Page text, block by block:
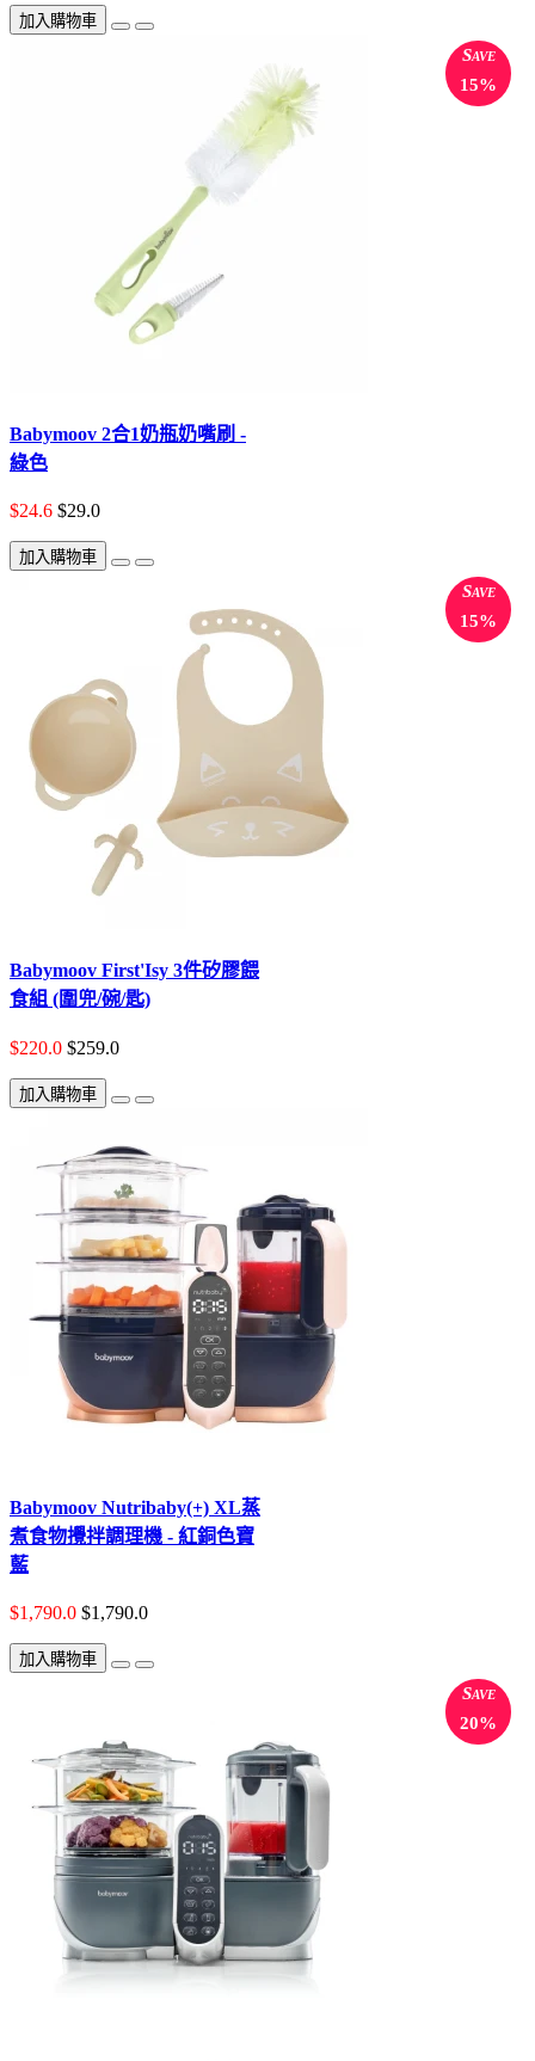
加入購物車
Save
15%
Babymoov 2合1奶瓶奶嘴刷 -
綠色
$24.6 $29.0
加入購物車
Save
15%
Babymoov First'Isy 3件矽膠餵
食組 (圍兜/碗/匙)
$220.0 $259.0
加入購物車
Babymoov Nutribaby(+) XL蒸
煮食物攪拌調理機 - 紅銅色寶
藍
$1,790.0 $1,790.0
加入購物車
Save
20%